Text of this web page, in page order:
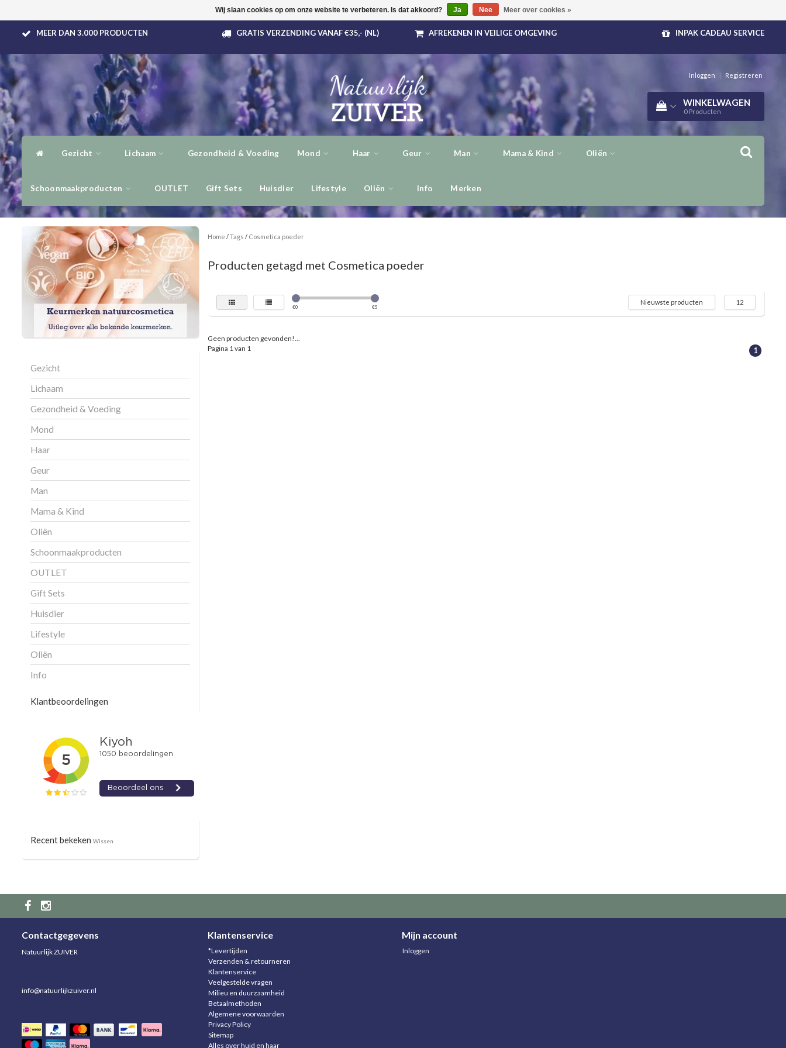
MEER DAN 3.000 PRODUCTEN GRATIS VERZENDING VANAF €35,- (NL) AFREKENEN IN VEILIGE OMGEVING INPAK CADEAU SERVICE
Inloggen | Registreren
WINKELWAGEN
0 Producten
Gezicht Lichaam Gezondheid & Voeding Mond Haar Geur Man Mama & Kind Oliën
Schoonmaakproducten OUTLET Gift Sets Huisdier Lifestyle Oliën Info Merken
Gezicht
Lichaam
Gezondheid & Voeding
Mond
Haar
Geur
Man
Mama & Kind
Oliën
Schoonmaakproducten
OUTLET
Gift Sets
Huisdier
Lifestyle
Oliën
Info
Klantbeoordelingen
Recent bekeken Wissen
Home /Tags / Cosmetica poeder
Producten getagd met Cosmetica poeder
€0 €5
Nieuwste producten 12
Geen producten gevonden!...
Pagina 1 van 1
1
Contactgegevens
Natuurlijk ZUIVER
info@natuurlijkzuiver.nl
Klantenservice
*Levertijden
Verzenden & retourneren
Klantenservice
Veelgestelde vragen
Milieu en duurzaamheid
Betaalmethoden
Algemene voorwaarden
Privacy Policy
Sitemap
Alles over huid en haar
Mijn account
Inloggen
Wij slaan cookies op om onze website te verbeteren. Is dat akkoord? Ja Nee Meer over cookies »